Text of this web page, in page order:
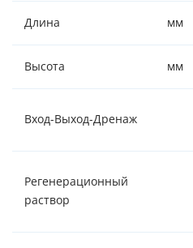
Длина мм
Высота мм
Вход-Выход-Дренаж
Регенерационный
раствор